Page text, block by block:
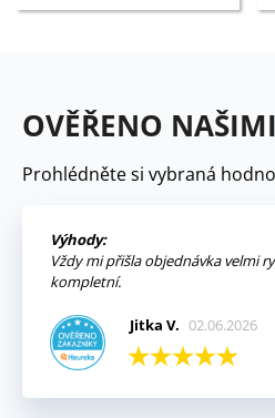
OVĚŘENO
Prohlédněte si vybraná
Výhody:
Vždy mi přišla objednávka velmi
kompletní.
Jitka V. 02.06.2026